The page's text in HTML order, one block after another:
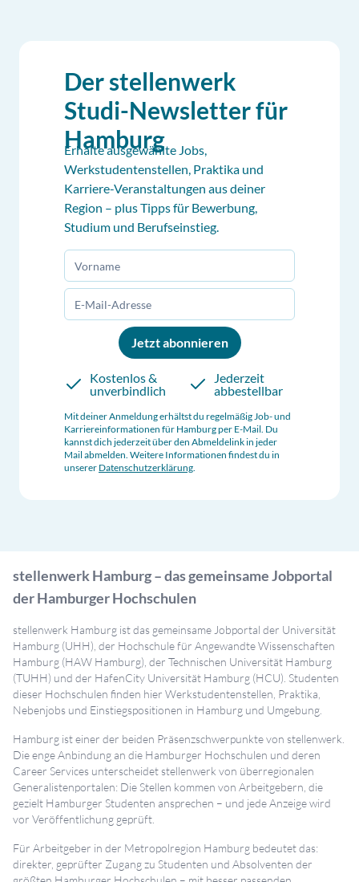
Der stellenwerk
Studi-Newsletter für
Hamburg
Erhalte ausgewählte Jobs,
Werkstudentenstellen, Praktika und
Karriere-Veranstaltungen aus deiner
Region – plus Tipps für Bewerbung,
Studium und Berufseinstieg.
Jetzt abonnieren
Kostenlos &
unverbindlich
Jederzeit
abbestellbar
Mit deiner Anmeldung erhältst du regelmäßig Job- und
Karriereinformationen für Hamburgper E-Mail. Du
kannst dich jederzeit über den Abmeldelink in jeder
Mail abmelden. Weitere Informationen findest du in
unserer Datenschutzerklärung.
stellenwerk Hamburg – das gemeinsame Jobportal
der Hamburger Hochschulen
stellenwerk Hamburg ist das gemeinsame Jobportal der Universität
Hamburg (UHH), der Hochschule für Angewandte Wissenschaften
Hamburg (HAW Hamburg), der Technischen Universität Hamburg
(TUHH) und der HafenCity Universität Hamburg (HCU). Studenten
dieser Hochschulen finden hier Werkstudentenstellen, Praktika,
Nebenjobs und Einstiegspositionen in Hamburg und Umgebung.
Hamburg ist einer der beiden Präsenzschwerpunkte von stellenwerk.
Die enge Anbindung an die Hamburger Hochschulen und deren
Career Services unterscheidet stellenwerk von überregionalen
Generalistenportalen: Die Stellen kommen von Arbeitgebern, die
gezielt Hamburger Studenten ansprechen – und jede Anzeige wird
vor Veröffentlichung geprüft.
Für Arbeitgeber in der Metropolregion Hamburg bedeutet das:
direkter, geprüfter Zugang zu Studenten und Absolventen der